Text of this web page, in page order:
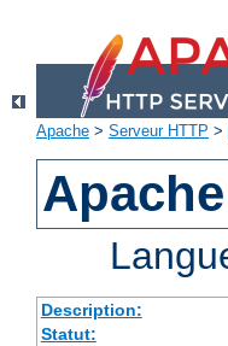
Apache > Serveur HTTP >
Description:
Statut: